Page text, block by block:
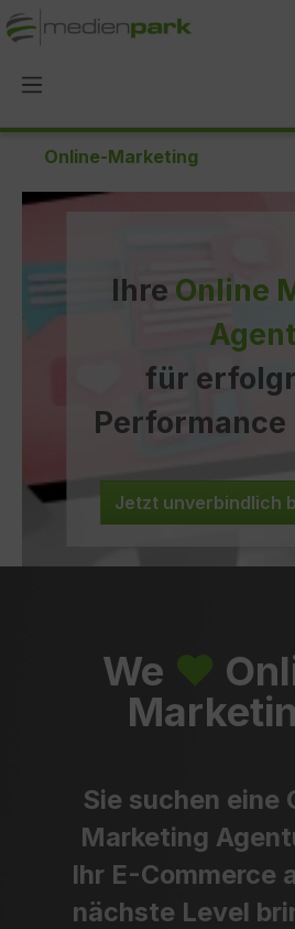
springen
Online-Marketing
Ihre Online
für
Jetzt unverbindlich
We ❤︎
Sie suchen eine
Marketing
Ihr E-Commerce
nächste Level